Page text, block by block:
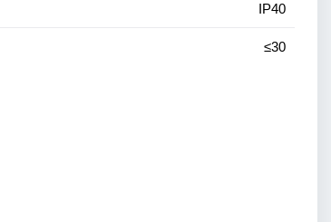
IP40
≤30